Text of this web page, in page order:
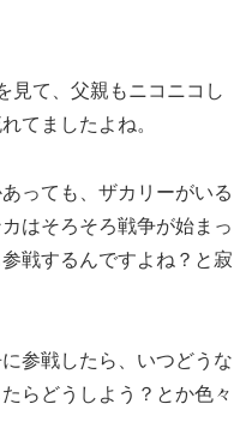
見て、父親もニコニコし
てましたよね。
っても、ザカリーがいる
はそろそろ戦争が始まっ
戦するんですよね？と寂
参戦したら、いつどうな
らどうしよう？とか色々